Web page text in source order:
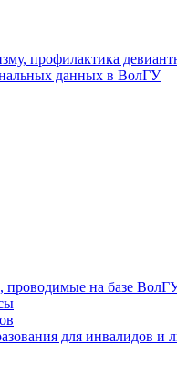
профилактика
данных в ВолГУ
проводимые на базе
для инвалидов и